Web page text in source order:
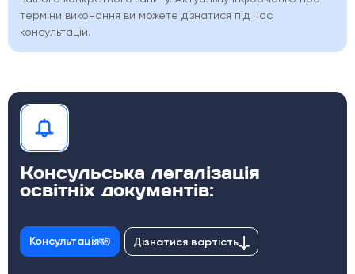
терміни виконання ви можете дізнатися під час
консультацій.
Консульська легалізація
освітніх документів:
Консультація Дізнатися вартість